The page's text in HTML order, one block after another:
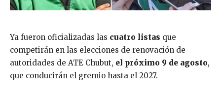
Ya fueron oficializadas las cuatro listas que
competirán en las elecciones de renovación de
autoridades de ATE Chubut, el próximo 9 de agosto,
que conducirán el gremio hasta el 2027.